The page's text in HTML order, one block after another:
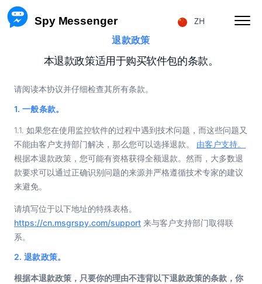
Spy Messenger ZH
黑客攻击 FB MESSENGER 消息
FACEBOOK 用户位置
FB MESSENGER 跟踪
跟踪信使呼叫
价格
常见问题
退款政策
本退款政策适用于购买软件包的条款。
请阅读本协议并仔细检查其所有条款。
1. 一般条款。
1.1. 如果您在使用监控软件的过程中遇到技术问题，而这些问题又
不能由客户支持部门解决，那么您可以选择退款。 由客户支持。
根据本退款政策，您可能有资格获得全额退款。然而，大多数退
款要求可以通过正确识别问题的来源并严格遵循技术专家的建议
来避免。
请填写位于以下地址的特殊表格。
https://cn.msgrspy.com/support 来与客户支持部门取得联
系。
2. 退款政策。
根据本退款政策，只要你的理由不违背以下退款政策的条款，你